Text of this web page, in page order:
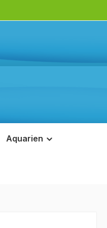
Aquarien